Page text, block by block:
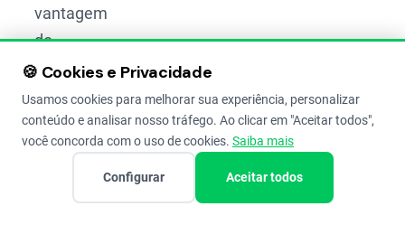
vantagem
do
microaspersor
é o
controle
de
🍪 Cookies e Privacidade
Usamos cookies para melhorar sua experiência, personalizar
conteúdo e analisar nosso tráfego. Ao clicar em "Aceitar todos",
você concorda com o uso de cookies. Saiba mais
Configurar Aceitar todos